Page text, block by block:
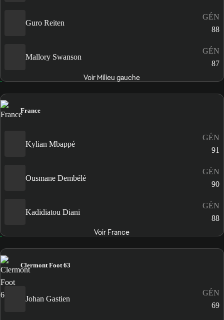
Guro Reiten
GÉN
88
Mallory Swanson
GÉN
87
Voir Milieu gauche
France
Kylian Mbappé
GÉN
91
Ousmane Dembélé
GÉN
90
Kadidiatou Diani
GÉN
88
Voir France
Clermont Foot 63
Johan Gastien
GÉN
69